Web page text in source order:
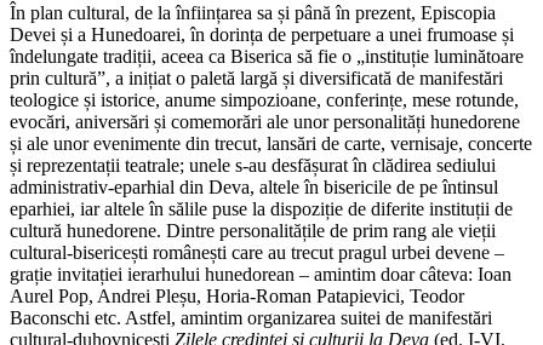
În plan cultural, de la înființarea sa și până în prezent, Episcopia
Devei și a Hunedoarei, în dorința de perpetuare a unei frumoase și
îndelungate tradiții, aceea ca Biserica să fie o „instituție luminătoare
prin cultură”, a inițiat o paletă largă și diversificată de manifestări
teologice și istorice, anume simpozioane, conferințe, mese rotunde,
evocări, aniversări și comemorări ale unor personalități hunedorene
și ale unor evenimente din trecut, lansări de carte, vernisaje, concerte
și reprezentații teatrale; unele s-au desfășurat în clădirea sediului
administrativ-eparhial din Deva, altele în bisericile de pe întinsul
eparhiei, iar altele în sălile puse la dispoziție de diferite instituții de
cultură hunedorene. Dintre personalitățile de prim rang ale vieții
cultural-bisericești românești care au trecut pragul urbei devene –
grație invitației ierarhului hunedorean – amintim doar câteva: Ioan
Aurel Pop, Andrei Pleșu, Horia-Roman Patapievici, Teodor
Baconschi etc. Astfel, amintim organizarea suitei de manifestări
cultural-duhovnicești Zilele credinţei şi culturii la Deva (ed. I-VI,